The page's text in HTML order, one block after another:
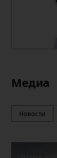
Медиа
Новости